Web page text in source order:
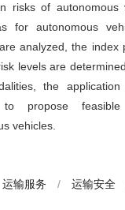
risks of
for autonomous
analyzed, the
levels are
the
propose feasible
vehicles.
运输服务 / 运输安全